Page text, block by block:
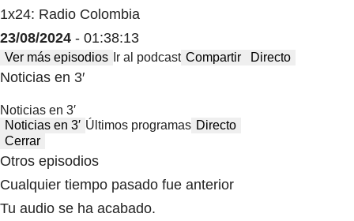
1x24: Radio Colombia
23/08/2024 - 01:38:13
Ver más episodios Ir al podcast Compartir Directo
Noticias en 3′
Noticias en 3′
Noticias en 3′ Últimos programas Directo
Cerrar
Otros episodios
Cualquier tiempo pasado fue anterior
Tu audio se ha acabado.